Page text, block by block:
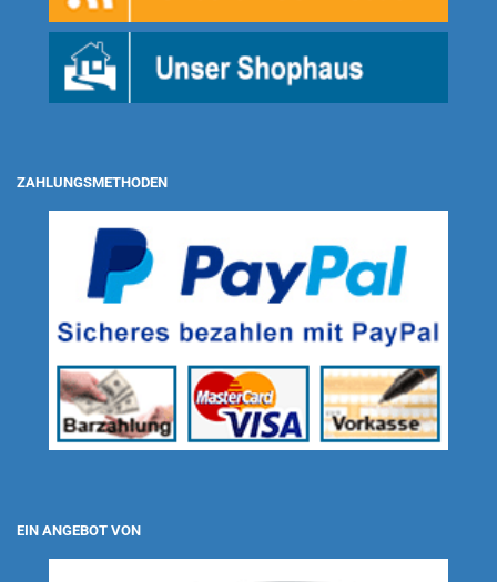
ZAHLUNGSMETHODEN
EIN ANGEBOT VON